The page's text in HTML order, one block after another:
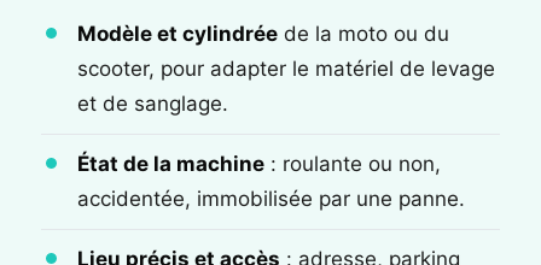
Modèle et cylindrée de la moto ou du
scooter, pour adapter le matériel de levage
et de sanglage.
État de la machine : roulante ou non,
accidentée, immobilisée par une panne.
Lieu précis et accès : adresse, parking